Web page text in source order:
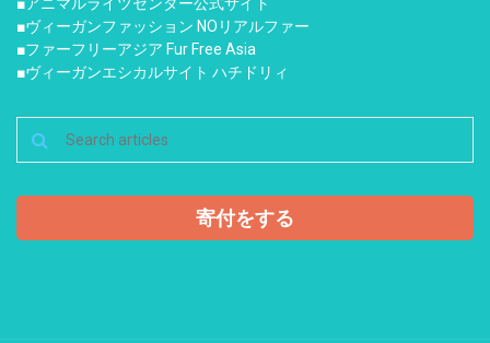
■ヴィーガンファッション NOリアルファー
■ファーフリーアジア Fur Free Asia
■ヴィーガンエシカルサイト ハチドリィ
寄付をする